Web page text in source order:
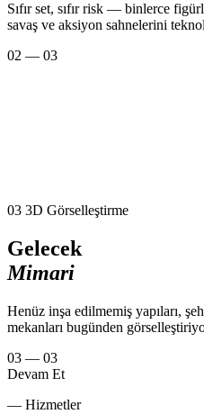
Sıfır set, sıfır risk — binlerce
savaş ve aksiyon sahnelerini
02 — 03
03 3D Görselleştirme
Gelecek
Mimari
Henüz inşa edilmemiş yapıları,
mekanları bugünden
03 — 03
Devam Et
— Hizmetler